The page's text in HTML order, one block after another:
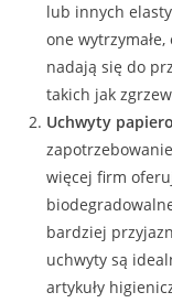
lub innych
one
nadają się do
takich jak
Uchwyty
więcej firm
bardziej
uchwyty są
artykuły